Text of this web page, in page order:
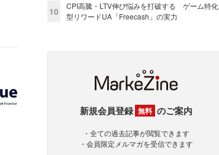
10
CPI高騰・LTV伸び悩みを打破する ゲーム特化
型リワードUA「Freecash」の実力
新規会員登録 無料 のご案内
・全ての過去記事が閲覧できます
・会員限定メルマガを受信できます